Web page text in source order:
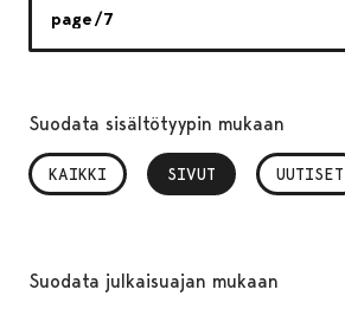
Suodata sisältötyypin mukaan
KAIKKI SIVUT
, VALITTU UUTISET
Suodata julkaisuajan mukaan